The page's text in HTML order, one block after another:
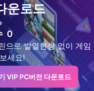
운로드
0
으로 발열현상 없이 게임
세요!
VIP PC버전 다운로드